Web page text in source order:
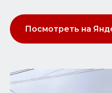
Посмотреть на